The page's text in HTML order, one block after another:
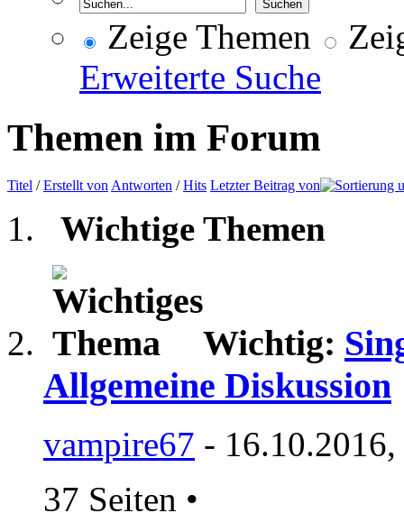
Zeige Themen
Erweiterte Suche
Themen im Forum
Titel /Erstellt von Antworten /Hits Letzter Beitrag von
Wichtige Themen
Wichtig:
Allgemeine Diskussion
vampire67 -
37 Seiten •